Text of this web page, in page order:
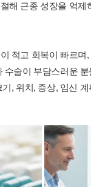
해 근종 성장을 억제
적고 회복이 빠르며
수술이 부담스러운
, 위치, 증상, 임신